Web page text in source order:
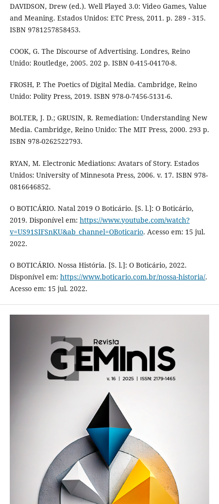
DAVIDSON, Drew (ed.). Well Played 3.0: Video Games, Value
and Meaning. Estados Unidos: ETC Press, 2011. p. 289 - 315.
ISBN 9781257858453.
COOK, G. The Discourse of Advertising. Londres, Reino
Unido: Routledge, 2005. 202 p. ISBN 0-415-04170-8.
FROSH, P. The Poetics of Digital Media. Cambridge, Reino
Unido: Polity Press, 2019. ISBN 978-0-7456-5131-6.
BOLTER, J. D.; GRUSIN, R. Remediation: Understanding New
Media. Cambridge, Reino Unido: The MIT Press, 2000. 293 p.
ISBN 978-0262522793.
RYAN, M. Electronic Mediations: Avatars of Story. Estados
Unidos: University of Minnesota Press, 2006. v. 17. ISBN 978-
0816646852.
O BOTICÁRIO. Natal 2019 O Boticário. [S. l.]: O Boticário,
2019. Disponível em: https://www.youtube.com/watch?
v=US91SIFSnKU&ab_channel=OBoticario. Acesso em: 15 jul.
2022.
O BOTICÁRIO. Nossa História. [S. l.]: O Boticário, 2022.
Disponível em: https://www.boticario.com.br/nossa-historia/.
Acesso em: 15 jul. 2022.